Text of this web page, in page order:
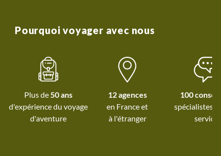
voyages.
Pourquoi voyager avec nous
Plus de50 ans
d'expérience du voyage
d'aventure
12 agences
à l'étranger
100
spécialistes
service